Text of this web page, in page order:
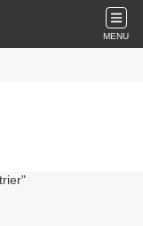
MENU